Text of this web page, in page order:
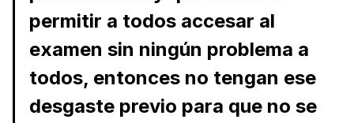
permitir a todos accesar al
examen sin ningún problema a
todos, entonces no tengan ese
desgaste previo para que no se